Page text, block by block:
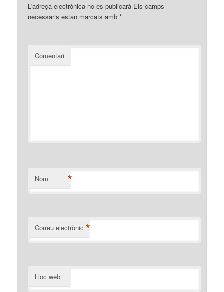
L'adreça electrònica no es publicarà Els camps
necessaris estan marcats amb*
Comentari
Nom *
Correu electrònic *
Lloc web